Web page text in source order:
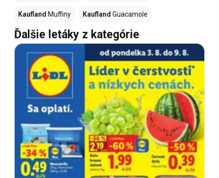
Kaufland Muffiny Kaufland Guacamole
Ďalšie letáky z kategórie